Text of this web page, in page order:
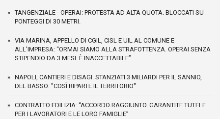
TANGENZIALE - OPERAI: PROTESTA AD ALTA QUOTA. BLOCCATI SU
PONTEGGI DI 30 METRI.
VIA MARINA, APPELLO DI CGIL, CISL E UIL AL COMUNE E
ALL’IMPRESA: “ORMAI SIAMO ALLA STRAFOTTENZA. OPERAI SENZA
STIPENDIO DA 3 MESI: È INACCETTABILE”.
NAPOLI, CANTIERI E DISAGI. STANZIATI 3 MILIARDI PER IL SANNIO,
DEL BASSO: "COSÌ RIPARTE IL TERRITORIO"
CONTRATTO EDILIZIA: “ACCORDO RAGGIUNTO. GARANTITE TUTELE
PER I LAVORATORI E LE LORO FAMIGLIE”